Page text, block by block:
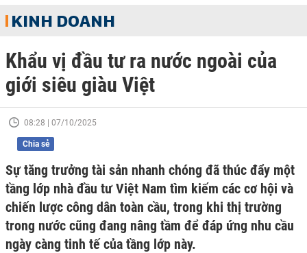
KINH DOANH
Khẩu vị đầu tư ra nước ngoài của
giới siêu giàu Việt
08:28 | 07/10/2025
Chia sẻ
Sự tăng trưởng tài sản nhanh chóng đã thúc đẩy một
tầng lớp nhà đầu tư Việt Nam tìm kiếm các cơ hội và
chiến lược công dân toàn cầu, trong khi thị trường
trong nước cũng đang nâng tầm để đáp ứng nhu cầu
ngày càng tinh tế của tầng lớp này.